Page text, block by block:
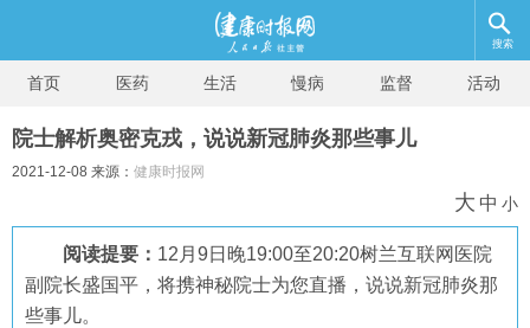
搜索
首页 医药 生活 慢病 监督 活动
院士解析奥密克戎，说说新冠肺炎那些事儿
2021-12-08 来源： 健康时报网
大 中 小
阅读提要： 12月9日晚19:00至20:20树兰互联网医院
副院长盛国平，将携神秘院士为您直播，说说新冠肺炎那
些事儿。